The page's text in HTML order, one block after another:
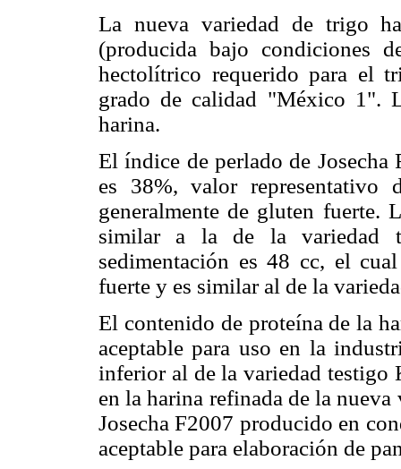
La nueva variedad de trigo
(producida bajo condiciones
hectolítrico requerido para el
grado de calidad "México 1".
harina.
El índice de perlado de
es 38%, valor
generalmente de gluten fuerte.
similar a la de la variedad
sedimentación es 48 cc, el
fuerte y es similar al de la
El contenido de proteína de la
aceptable para uso en la
inferior al de la variedad testigo
en la harina refinada de la
Josecha F2007 producido en
aceptable para elaboración de